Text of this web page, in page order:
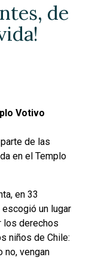
de
Votivo
de las
en el Templo
en 33
un lugar
los derechos
niños de Chile:
no, vengan